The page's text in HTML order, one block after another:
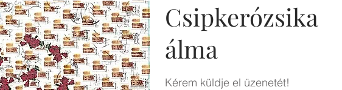
Csipkerózsika
álma
Kérem küldje el üzenetét!